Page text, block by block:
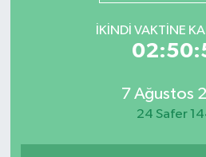
İKINDI VAKTİNE
7 Ağustos
24 Safer